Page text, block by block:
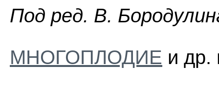
Пoд peд. B.
МНОГОПЛОДИЕ и др.